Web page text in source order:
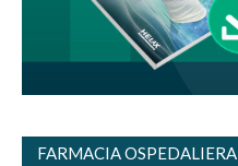
FARMACIA OSPEDALIERA